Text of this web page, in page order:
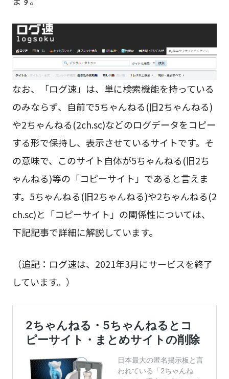
なお、「ログ速」は、単に検索機能を持っている
のみならず、自前で5ちゃんねる(旧2ちゃんねる)
や2ちゃんねる(2ch.sc)などのログデータをコピー
する形で保持し、表示させているサイトです。そ
の意味で、このサイト自体が5ちゃんねる(旧2ち
ゃんねる)等の「コピーサイト」であると言えま
す。5ちゃんねる(旧2ちゃんねる)や2ちゃんねる(2
ch.sc)と「コピーサイト」の関係性については、
下記記事で詳細に解説しています。
（追記：ログ速は、2021年3月にサービスを終了
しています。）